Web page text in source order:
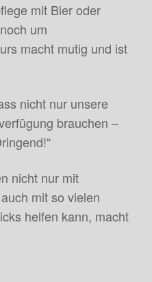
mit Bier oder
um
macht mutig und ist
nicht nur unsere
brauchen –
nicht nur mit
mit so vielen
helfen kann, macht